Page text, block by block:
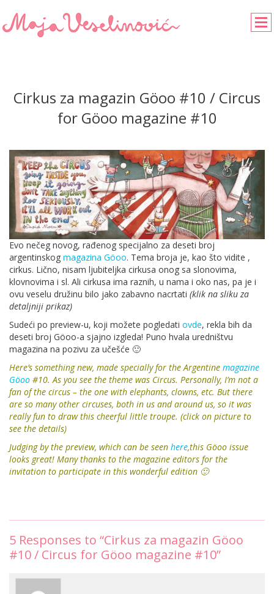
Cirkus za magazin Göoo #10 / Circus
for Göoo magazine #10
Evo nečeg novog, rađenog specijalno za deseti broj
argentinskog magazina Göoo. Tema broja je, kao što vidite ,
cirkus. Lično, nisam ljubiteljka cirkusa onog sa slonovima,
klovnovima i sl. Ali cirkusa ima raznih, u nama i oko nas, pa je i
ovu veselu družinu bilo jako zabavno nacrtati (klik na sliku za
detaljniji prikaz)
Sudeći po preview-u, koji možete pogledati ovde, rekla bih da
deseti broj Göoo-a sjajno izgleda! Puno hvala uredništvu
magazina na pozivu za učešće 🙂
Here’s something new, made specially for the Argentine magazine
Göoo #10. As you see the theme was Circus. Personally, I’m not a
fan of the circus – the one with elephants, clowns, etc. But there
are so many other circuses, both in us and around us, so it was
really fun to draw this cheerful little troupe. (click on picture to
see the details)
Judging by the preview, which can be seen here,this Göoo issue
looks great! Many thanks to the magazine editors for the
invitation to participate in this wonderful edition 🙂
5 Responses to “Cirkus za magazin Göoo
#10 / Circus for Göoo magazine #10”